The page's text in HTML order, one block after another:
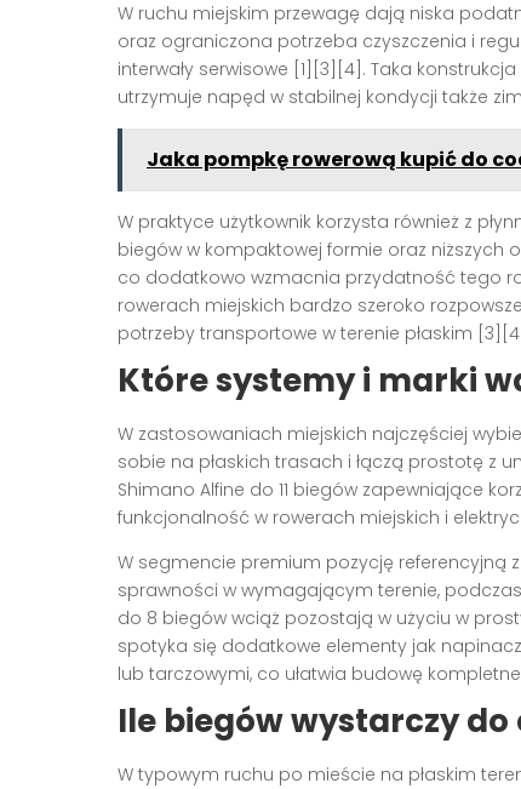
W ruchu miejskim przewagę dają niska
oraz ograniczona potrzeba czyszczenia i
interwały serwisowe [1][3][4]. Taka
utrzymuje napęd w stabilnej kondycji także
Jaka pompkę rowerową kupić do
W praktyce użytkownik korzysta również z
biegów w kompaktowej formie oraz niższych
co dodatkowo wzmacnia przydatność tego
rowerach miejskich bardzo szeroko
potrzeby transportowe w terenie płaskim
Które systemy i marki
W zastosowaniach miejskich najczęściej
sobie na płaskich trasach i łączą prostotę z
Shimano Alfine do 11 biegów zapewniające
funkcjonalność w rowerach miejskich i
W segmencie premium pozycję referencyjną
sprawności w wymagającym terenie,
do 8 biegów wciąż pozostają w użyciu w
spotyka się dodatkowe elementy jak
lub tarczowymi, co ułatwia budowę
Ile biegów wystarczy do
W typowym ruchu po mieście na płaskim